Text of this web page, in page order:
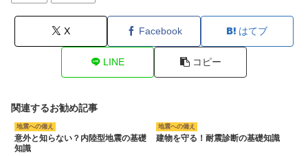
X Facebook はてブ
LINE コピー
関連するお勧め記事
地震への備え
意外と知らない？内陸型地震の基礎
知識
地震への備え
建物を守る！耐震診断の基礎知識